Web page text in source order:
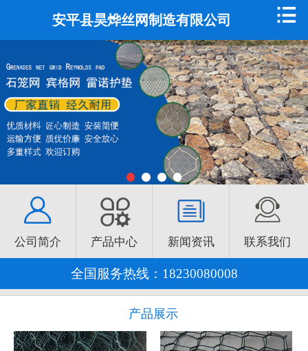
首页
公司简介
产品中心
新闻资讯
技术支持
安平县昊烨丝网制造有限公司
公司简介 产品中心 新闻资讯 联系我们
全国服务热线： 18230080008
产品展示